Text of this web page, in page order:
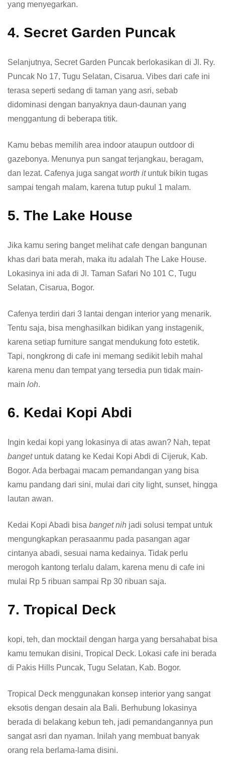
yang menyegarkan.
4. Secret Garden Puncak
Selanjutnya, Secret Garden Puncak berlokasikan di Jl. Ry.
Puncak No 17, Tugu Selatan, Cisarua. Vibes dari cafe ini
terasa seperti sedang di taman yang asri, sebab
didominasi dengan banyaknya daun-daunan yang
menggantung di beberapa titik.
Kamu bebas memilih area indoor ataupun outdoor di
gazebonya. Menunya pun sangat terjangkau, beragam,
dan lezat. Cafenya juga sangatworth ituntuk bikin tugas
sampai tengah malam, karena tutup pukul 1 malam.
5. The Lake House
Jika kamu sering banget melihat cafe dengan bangunan
khas dari bata merah, maka itu adalah The Lake House.
Lokasinya ini ada di Jl. Taman Safari No 101 C, Tugu
Selatan, Cisarua, Bogor.
Cafenya terdiri dari 3 lantai dengan interior yang menarik.
Tentu saja, bisa menghasilkan bidikan yang instagenik,
karena setiap furniture sangat mendukung foto estetik.
Tapi, nongkrong di cafe ini memang sedikit lebih mahal
karena menu dan tempat yang tersedia pun tidak main-
main loh.
6. Kedai Kopi Abdi
Ingin kedai kopi yang lokasinya di atas awan? Nah, tepat
banget untuk datang ke Kedai Kopi Abdi di Cijeruk, Kab.
Bogor. Ada berbagai macam pemandangan yang bisa
kamu pandang dari sini, mulai dari city light, sunset, hingga
lautan awan.
Kedai Kopi Abadi bisa banget nih jadi solusi tempat untuk
mengungkapkan perasaanmu pada pasangan agar
cintanya abadi, sesuai nama kedainya. Tidak perlu
merogoh kantong terlalu dalam, karena menu di cafe ini
mulai Rp 5 ribuan sampai Rp 30 ribuan saja.
7. Tropical Deck
kopi, teh, dan mocktail dengan harga yang bersahabat bisa
kamu temukan disini, Tropical Deck. Lokasi cafe ini berada
di Pakis Hills Puncak, Tugu Selatan, Kab. Bogor.
Tropical Deck menggunakan konsep interior yang sangat
eksotis dengan desain ala Bali. Berhubung lokasinya
berada di belakang kebun teh, jadi pemandangannya pun
sangat asri dan nyaman. Inilah yang membuat banyak
orang rela berlama-lama disini.